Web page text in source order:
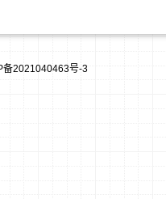
备2021040463号-3